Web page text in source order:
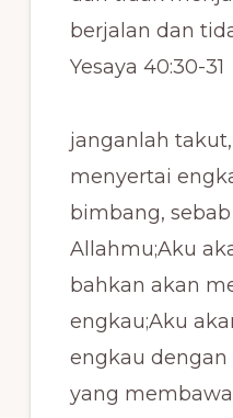
berjalan dan
Yesaya 40:30-31
janganlah
menyertai
bimbang,
Allahmu;Aku
bahkan akan
engkau;Aku
engkau
yang